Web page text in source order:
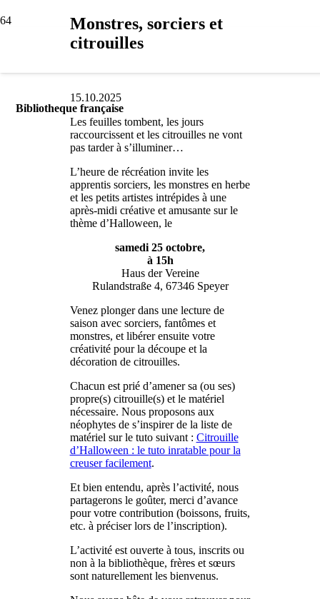
Bibliotheque française
Monstres, sorciers et
citrouilles
15.10.2025
Les feuilles tombent, les jours
raccourcissent et les citrouilles ne vont
pas tarder à s’illuminer…
L’heure de récréation invite les
apprentis sorciers, les monstres en herbe
et les petits artistes intrépides à une
après-midi créative et amusante sur le
thème d’Halloween, le
samedi 25 octobre,
à 15h
Haus der Vereine
Rulandstraße 4, 67346 Speyer
Venez plonger dans une lecture de
saison avec sorciers, fantômes et
monstres, et libérer ensuite votre
créativité pour la découpe et la
décoration de citrouilles.
Chacun est prié d’amener sa (ou ses)
propre(s) citrouille(s) et le matériel
nécessaire. Nous proposons aux
néophytes de s’inspirer de la liste de
matériel sur le tuto suivant : Citrouille
d’Halloween : le tuto inratable pour la
creuser facilement.
Et bien entendu, après l’activité, nous
partagerons le goûter, merci d’avance
pour votre contribution (boissons, fruits,
etc. à préciser lors de l’inscription).
L’activité est ouverte à tous, inscrits ou
non à la bibliothèque, frères et sœurs
sont naturellement les bienvenus.